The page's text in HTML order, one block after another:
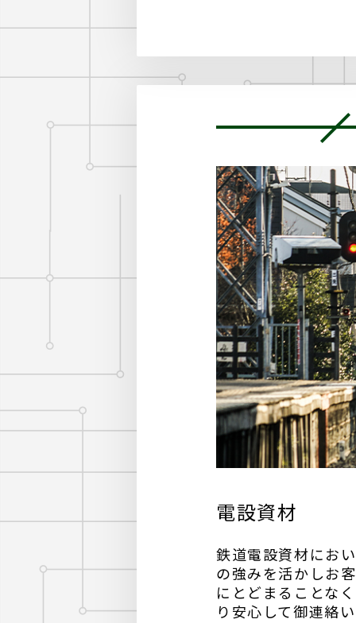
電設資材
鉄道電設資材にお
の強みを活かしお
にとどまることな
り安心して御連絡